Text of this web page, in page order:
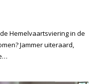
Hemelvaartsviering in de
Jammer uiteraard,